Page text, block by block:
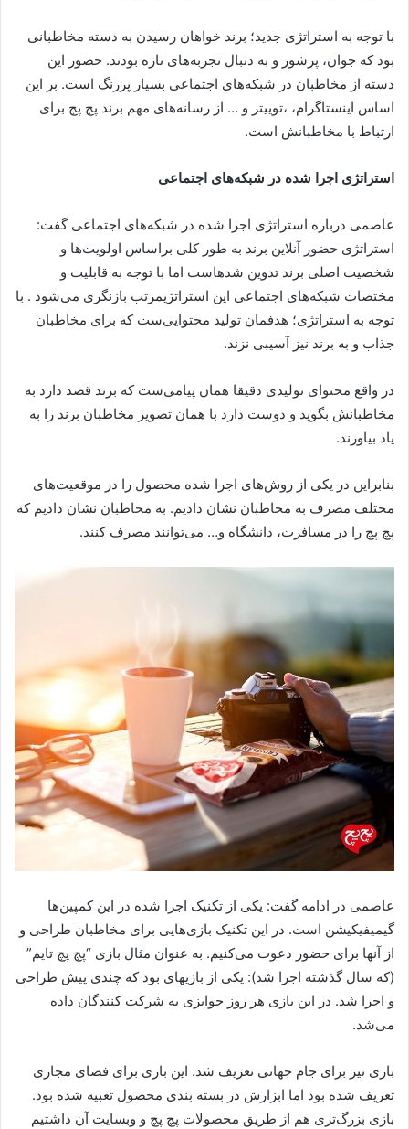
با توجه به استراتژی جدید؛ برند خواهان رسیدن به دسته مخاطبانی
بود که جوان، پرشور و به دنبال تجربه‌های تازه بودند. حضور این
دسته از مخاطبان در شبکه‌های اجتماعی بسیار پررنگ است. بر این
اساس اینستاگرام، ،توییتر و … از رسانه‌های مهم برند پچ پچ برای
ارتباط با مخاطبانش است.
استراتژی اجرا شده در شبکه‌های اجتماعی
عاصمی درباره استراتژی اجرا شده در شبکه‌های اجتماعی گفت:
استراتژی حضور آنلاین برند به طور کلی براساس اولویت‌ها و
شخصیت اصلی برند تدوین شدهاست اما با توجه به قابلیت و
مختصات شبکه‌های اجتماعی این استراتژیمرتب بازنگری می‌شود . با
توجه به استراتژی؛ هدفمان تولید محتوایی‌ست که برای مخاطبان
جذاب و به برند نیز آسیبی نزند.
در واقع محتوای تولیدی دقیقا همان پیامی‌ست که برند قصد دارد به
مخاطبانش بگوید و دوست دارد با همان تصویر مخاطبان برند را به
یاد بیاورند.
بنابراین در یکی از روش‌های اجرا شده محصول را در موقعیت‌های
مختلف مصرف به مخاطبان نشان دادیم. به مخاطبان نشان دادیم که
پچ پچ را در مسافرت، دانشگاه و… می‌توانند مصرف کنند.
عاصمی در ادامه گفت: یکی از تکنیک اجرا شده در این کمپین‌ها
گیمیفیکیشن است. در این تکنیک بازی‌هایی برای مخاطبان طراحی و
از آنها برای حضور دعوت می‌کنیم. به عنوان مثال بازی “پچ پچ تایم”
(که سال گذشته اجرا شد): یکی از بازیهای بود که چندی پیش طراحی
و اجرا شد. در این بازی هر روز جوایزی به شرکت کنندگان داده
می‌شد.
بازی نیز برای جام جهانی تعریف شد. این بازی برای فضای مجازی
تعریف شده بود اما ابزارش در بسته بندی‌ محصول تعبیه شده بود.
بازی بزرگ‌تری هم از طریق محصولات پچ پچ و وبسایت آن داشتیم